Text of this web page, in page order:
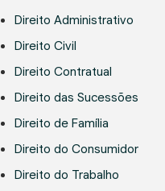
Direito Administrativo
Direito Civil
Direito Contratual
Direito das Sucessões
Direito de Família
Direito do Consumidor
Direito do Trabalho